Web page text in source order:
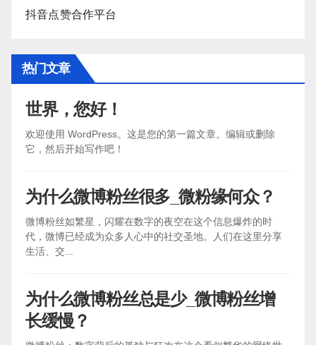
抖音点赞合作平台
热门文章
世界，您好！
欢迎使用 WordPress。这是您的第一篇文章。编辑或删除
它，然后开始写作吧！
为什么微博粉丝很多_微粉缘何众？
微博粉丝如繁星，闪耀在数字的夜空在这个信息爆炸的时
代，微博已经成为众多人心中的社交圣地。人们在这里分享
生活、交...
为什么微博粉丝总是少_微博粉丝增
长缓慢？